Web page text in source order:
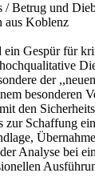
Betrug und
aus Koblenz
ein Gespür für
der
besonderen
den
zur Schaffung
Analyse bei